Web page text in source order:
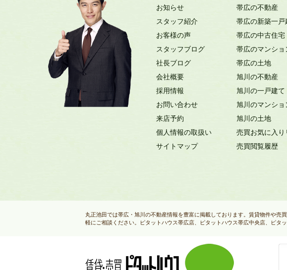
お知らせ
スタッフ紹介
お客様の声
スタッフブログ
社長ブログ
会社概要
採用情報
お問い合わせ
来店予約
個人情報の取扱い
サイトマップ
帯広の不動産
帯広の新築一戸
帯広の中古住宅
帯広のマンショ
帯広の土地
旭川の不動産
旭川の一戸建て
旭川のマンショ
旭川の土地
売買お気に入り
売買閲覧履歴
丸正池田では帯広・旭川の不動産情報を豊富に掲載しております。賃貸物件や
軽にご相談ください。ピタットハウス帯広店、ピタットハウス帯広中央店、ピタ